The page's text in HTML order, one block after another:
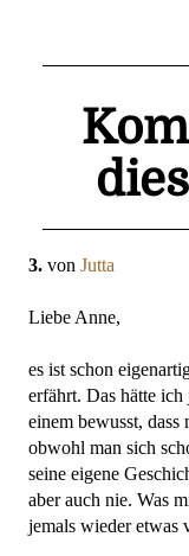
3. von Jutta
Liebe Anne,
es ist schon
erfährt. Das hätte
einem bewusst,
obwohl man sich
seine eigene
aber auch nie. Was
jemals wieder etwas